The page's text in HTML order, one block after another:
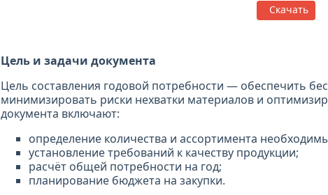
Скачать
Цель и задачи документа
Цель составления годовой потребности — обеспечить
минимизировать риски нехватки материалов и
документа включают:
определение количества и ассортимента
установление требований к качеству продукции;
расчёт общей потребности на год;
планирование бюджета на закупки.